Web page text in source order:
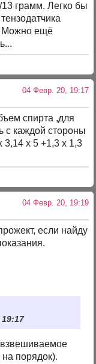
грамм. Легко бы
Можно ещё
04 Февр. 20, 19:17
спирта ,для
с каждой стороны
3,14 х 5 +1,3 х 1,3
04 Февр. 20, 19:19
если найду
порядок).